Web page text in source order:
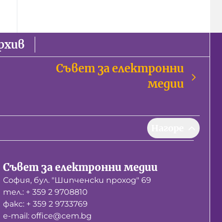
Съвет за електронни
медии
Съвет за електронни медии
София, бул. "Шипченски проход" 69
тел.: + 359 2 9708810
факс: + 359 2 9733769
е-mail: office@cem.bg